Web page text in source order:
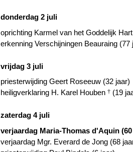
donderdag 2 juli
oprichting Karmel van het Goddelijk
erkenning Verschijningen Beauraing (77
vrijdag 3 juli
priesterwijding Geert Roseeuw (32 jaar)
heiligverklaring H. Karel Houben † (19
zaterdag 4 juli
verjaardag Maria-Thomas d'Aquin
verjaardag Mgr. Everard de Jong (68